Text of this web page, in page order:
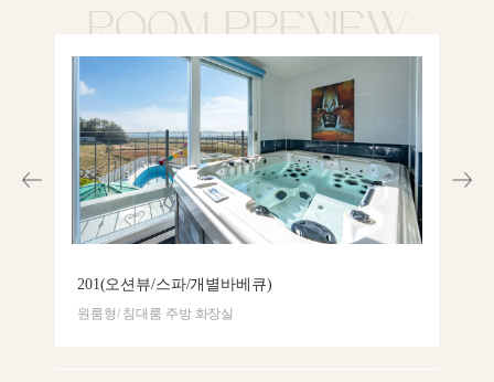
ROOM PREVIEW
201(오션뷰/스파/개별바베큐)
원룸형/ 침대룸 주방 화장실